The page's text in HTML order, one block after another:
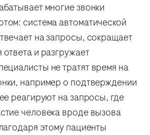
многие звонки
система автоматической
на запросы, сокращает
и разгружает
не тратят время на
например о подтверждении
реагируют на запросы, где
человека вроде вызова
этому пациенты